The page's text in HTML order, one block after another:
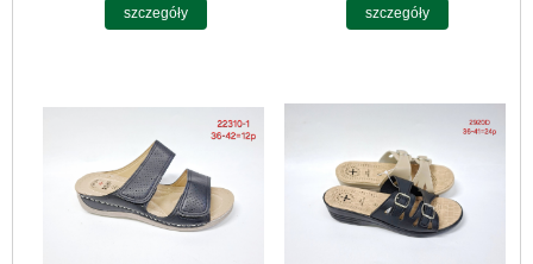
szczegóły szczegóły